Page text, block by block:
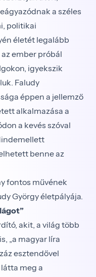
a széles
politikai
életét legalább
ember próbál
igyekszik
Faludy
éppen a jellemző
alkalmazása a
a kevés szóval
benne az
fontos művének
György életpályája.
akit, a világ több
„a magyar líra
esztendővel
meg a